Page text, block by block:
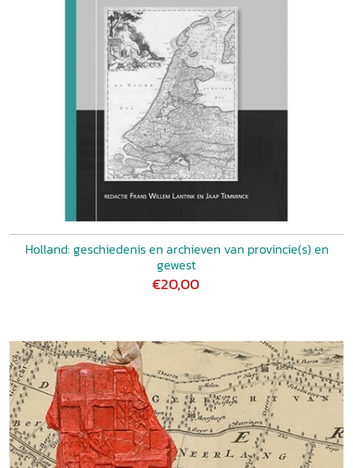
Holland: geschiedenis en archieven van provincie(s) en
gewest
€20,00